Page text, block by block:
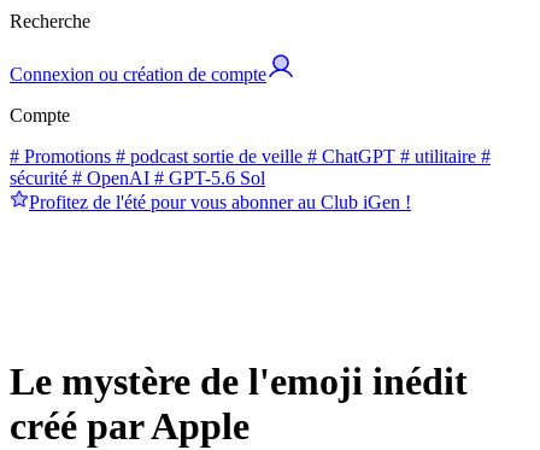
Recherche
Connexion ou création de compte
Compte
# Promotions # podcast sortie de veille # ChatGPT # utilitaire #
sécurité # OpenAI # GPT-5.6 Sol
Profitez de l'été pour vous abonner au Club iGen !
Le mystère de l'emoji inédit
créé par Apple